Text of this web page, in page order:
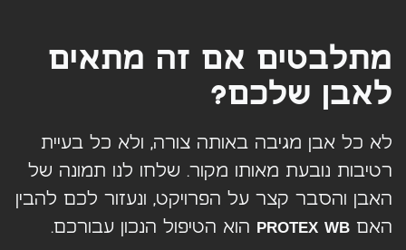
מתלבטים אם זה מתאים
לאבן שלכם?
לא כל אבן מגיבה באותה צורה, ולא כל בעיית
רטיבות נובעת מאותו מקור. שלחו לנו תמונה של
האבן והסבר קצר על הפרויקט, ונעזור לכם להבין
האם PROTEX WB הוא הטיפול הנכון עבורכם.